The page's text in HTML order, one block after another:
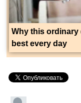
Why this ordinary
best every day